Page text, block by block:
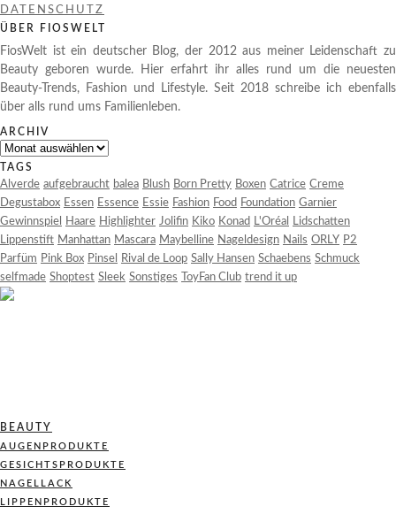
DATENSCHUTZ
ÜBER FIOSWELT
FiosWelt ist ein deutscher Blog, der 2012 aus meiner Leidenschaft zu
Beauty geboren wurde. Hier erfahrt ihr alles rund um die neuesten
Beauty-Trends, Fashion und Lifestyle. Seit 2018 schreibe ich ebenfalls
über alls rund ums Familienleben.
ARCHIV
Archiv
TAGS
Alverde aufgebraucht balea Blush Born Pretty Boxen Catrice Creme
Degustabox Essen Essence Essie Fashion Food Foundation Garnier
Gewinnspiel
Haare Highlighter Jolifin Kiko Konad L'Oréal
Lidschatten
Lippenstift Manhattan Mascara Maybelline Nageldesign Nails ORLY P2
Parfüm Pink Box Pinsel Rival de Loop Sally Hansen Schaebens Schmuck
selfmade Shoptest Sleek Sonstiges ToyFan Club trend it up
BEAUTY
AUGENPRODUKTE
GESICHTSPRODUKTE
NAGELLACK
LIPPENPRODUKTE